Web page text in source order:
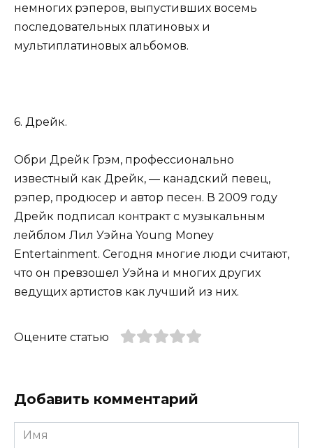
немногих рэперов, выпустивших восемь
последовательных платиновых и
мультиплатиновых альбомов.
6. Дрейк.
Обри Дрейк Грэм, профессионально
известный как Дрейк, — канадский певец,
рэпер, продюсер и автор песен. В 2009 году
Дрейк подписал контракт с музыкальным
лейблом Лил Уэйна Young Money
Entertainment. Сегодня многие люди считают,
что он превзошел Уэйна и многих других
ведущих артистов как лучший из них.
Оцените статью
Добавить комментарий
Имя